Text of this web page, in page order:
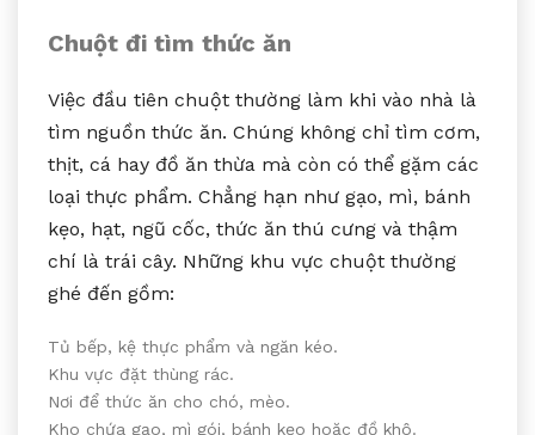
Chuột đi tìm thức ăn
Việc đầu tiên chuột thường làm khi vào nhà là
tìm nguồn thức ăn. Chúng không chỉ tìm cơm,
thịt, cá hay đồ ăn thừa mà còn có thể gặm các
loại thực phẩm. Chẳng hạn như gạo, mì, bánh
kẹo, hạt, ngũ cốc, thức ăn thú cưng và thậm
chí là trái cây. Những khu vực chuột thường
ghé đến gồm:
Tủ bếp, kệ thực phẩm và ngăn kéo.
Khu vực đặt thùng rác.
Nơi để thức ăn cho chó, mèo.
Kho chứa gạo, mì gói, bánh kẹo hoặc đồ khô.